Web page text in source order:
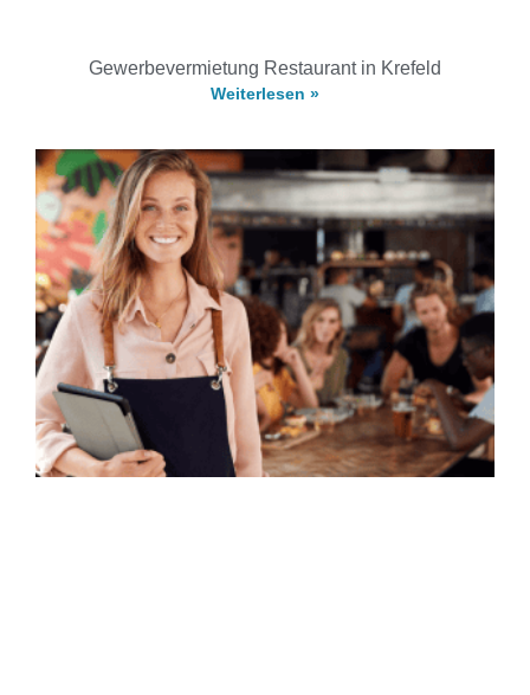
Gewerbevermietung Restaurant in Krefeld
Weiterlesen »